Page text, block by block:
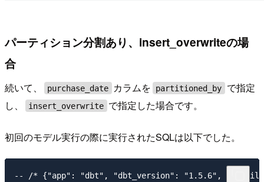
パーティション分割あり、insert_overwriteの場
合
続いて、 purchase_date カラムを partitioned_by
で指定
し、
insert_overwrite で指定した場合です。
初回のモデル実行の際に実行されたSQLは以下でした。
-- /* {"app": "dbt", "dbt_version": "1.5.6",